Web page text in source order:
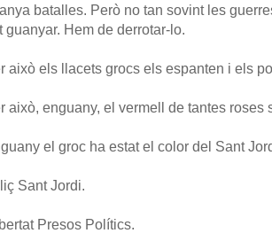
batalles. Però no tan sovint les
guanyar. Hem de derrotar-lo.
això els llacets grocs els espanten i els
això, enguany, el vermell de tantes roses
el groc ha estat el color del Sant
Sant Jordi.
Presos Polítics.